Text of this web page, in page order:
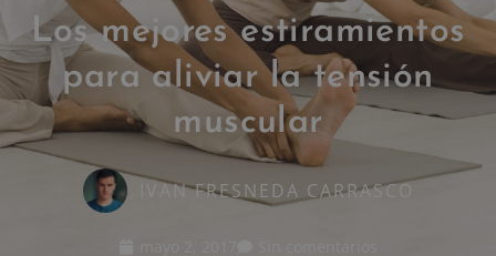
Los mejores estiramientos
para aliviar la tensión
muscular
IVAN FRESNEDA CARRASCO